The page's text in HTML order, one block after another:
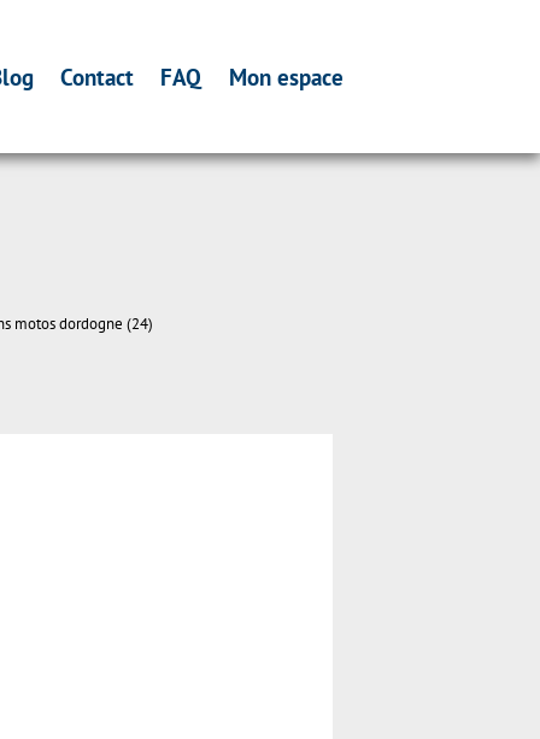
Contact FAQ Mon espace
motos dordogne (24)